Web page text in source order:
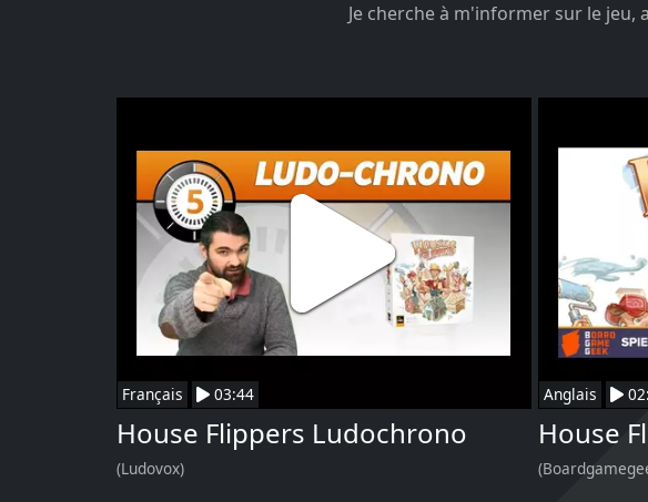
Je cherche à m'informer sur le
Français 03:44
House Flippers Ludochrono
(Ludovox)
Anglais
House